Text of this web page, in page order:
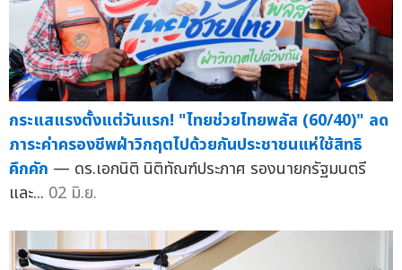
กระแสแรงตั้งแต่วันแรก! "ไทยช่วยไทยพลัส (60/40)" ลด
ภาระค่าครองชีพฝ่าวิกฤตไปด้วยกันประชาชนแห่ใช้สิทธิ
คึกคัก — ดร.เอกนิติ นิติทัณฑ์ประภาศ รองนายกรัฐมนตรี
และ... 02 มิ.ย.